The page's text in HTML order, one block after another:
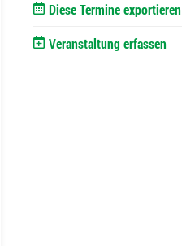
Diese Termine exportieren
Veranstaltung erfassen